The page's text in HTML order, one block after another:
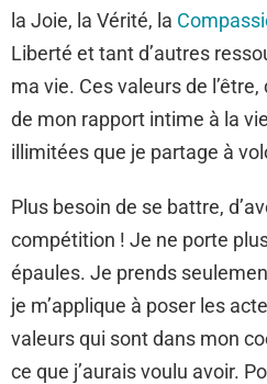
la Joie, la Vérité, la
Liberté et tant d’autres
ma vie. Ces valeurs de
de mon rapport intime à la
illimitées que je partage à
Plus besoin de se battre,
compétition ! Je ne porte
épaules. Je prends
je m’applique à poser les
valeurs qui sont dans mon
ce que j’aurais voulu avoir.